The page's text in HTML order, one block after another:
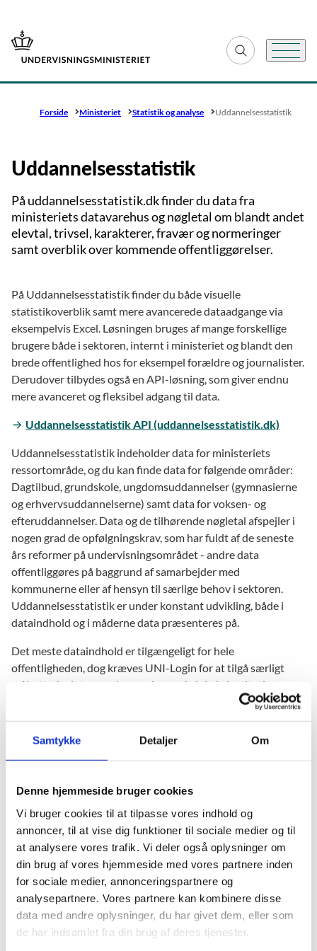
Samtykke Detaljer Om
Denne hjemmeside bruger cookies
Vi bruger cookies til at tilpasse vores indhold og
annoncer, til at vise dig funktioner til sociale medier og til
at analysere vores trafik. Vi deler også oplysninger om
din brug af vores hjemmeside med vores partnere inden
for sociale medier, annonceringspartnere og
analysepartnere. Vores partnere kan kombinere disse
data med andre oplysninger, du har givet dem, eller som
de har indsamlet fra din brug af deres tjenester.
Gå til forsiden Fold søgefelt ud
Menu
Forside Ministeriet Statistik og analyse Uddannelsesstatistik
Uddannelsesstatistik
På uddannelsesstatistik.dk finder du data fra
ministeriets datavarehus og nøgletal om blandt andet
elevtal, trivsel, karakterer, fravær og normeringer
samt overblik over kommende offentliggørelser.
På Uddannelsesstatistik finder du både visuelle
statistikoverblik samt mere avancerede dataadgange via
eksempelvis Excel. Løsningen bruges af mange forskellige
brugere både i sektoren, internt i ministeriet og blandt den
brede offentlighed hos for eksempel forældre og journalister.
Derudover tilbydes også en API-løsning, som giver endnu
mere avanceret og fleksibel adgang til data.
Uddannelsesstatistik API (uddannelsesstatistik.dk)
Uddannelsesstatistik indeholder data for ministeriets
ressortområde, og du kan finde data for følgende områder:
Dagtilbud, grundskole, ungdomsuddannelser (gymnasierne
og erhvervsuddannelserne) samt data for voksen- og
efteruddannelser. Data og de tilhørende nøgletal afspejler i
nogen grad de opfølgningskrav, som har fuldt af de seneste
års reformer på undervisningsområdet - andre data
offentliggøres på baggrund af samarbejder med
kommunerne eller af hensyn til særlige behov i sektoren.
Uddannelsesstatistik er under konstant udvikling, både i
dataindhold og i måderne data præsenteres på.
Det meste dataindhold er tilgængeligt for hele
offentligheden, dog kræves UNI-Login for at tilgå særligt
målrettede data, som kun vedrører de lokale institutioner
Nye tal på uddannelsesstatistik.dk
Her får du et overblik over datoer for de kommende
offentliggørelser samt årshjul fordelt på
uddannelsesområder.
Find kalender over planlagte offentliggørelser
her (uddannelsesstatistik.dk)